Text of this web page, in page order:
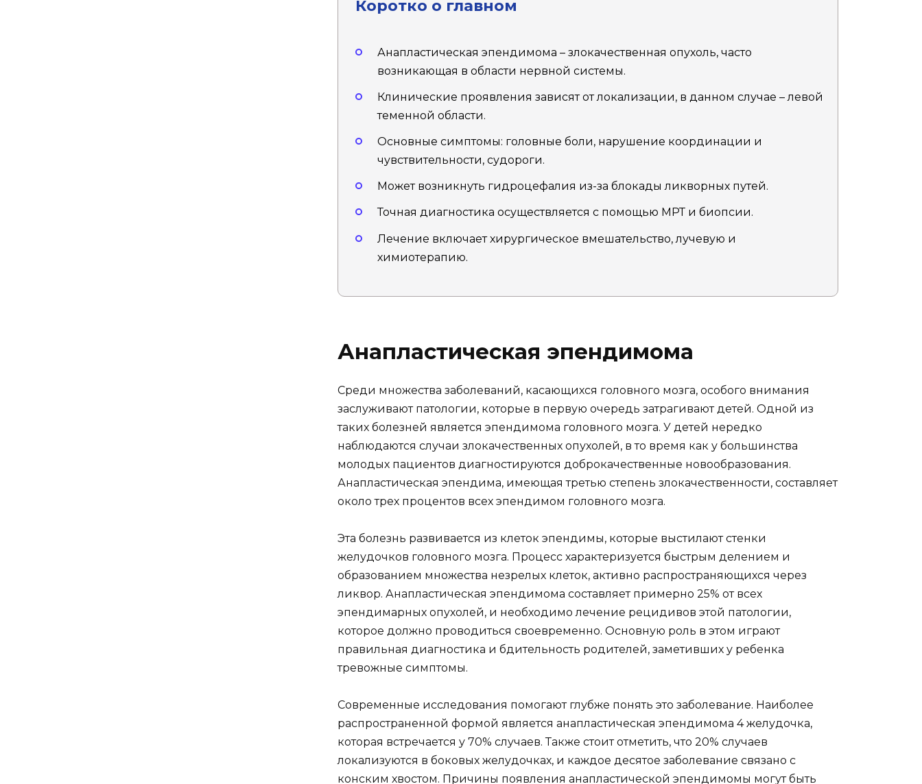
Коротко о главном
Анапластическая эпендимома – злокачественная опухоль, часто
возникающая в области нервной системы.
Клинические проявления зависят от локализации, в данном случае – левой
теменной области.
Основные симптомы: головные боли, нарушение координации и
чувствительности, судороги.
Может возникнуть гидроцефалия из-за блокады ликворных путей.
Точная диагностика осуществляется с помощью МРТ и биопсии.
Лечение включает хирургическое вмешательство, лучевую и
химиотерапию.
Анапластическая эпендимома
Среди множества заболеваний, касающихся головного мозга, особого внимания
заслуживают патологии, которые в первую очередь затрагивают детей. Одной из
таких болезней является эпендимома головного мозга. У детей нередко
наблюдаются случаи злокачественных опухолей, в то время как у большинства
молодых пациентов диагностируются доброкачественные новообразования.
Анапластическая эпендима, имеющая третью степень злокачественности, составляет
около трех процентов всех эпендимом головного мозга.
Эта болезнь развивается из клеток эпендимы, которые выстилают стенки
желудочков головного мозга. Процесс характеризуется быстрым делением и
образованием множества незрелых клеток, активно распространяющихся через
ликвор. Анапластическая эпендимома составляет примерно 25% от всех
эпендимарных опухолей, и необходимо лечение рецидивов этой патологии,
которое должно проводиться своевременно. Основную роль в этом играют
правильная диагностика и бдительность родителей, заметивших у ребенка
тревожные симптомы.
Современные исследования помогают глубже понять это заболевание. Наиболее
распространенной формой является анапластическая эпендимома 4 желудочка,
которая встречается у 70% случаев. Также стоит отметить, что 20% случаев
локализуются в боковых желудочках, и каждое десятое заболевание связано с
конским хвостом. Причины появления анапластической эпендимомы могут быть